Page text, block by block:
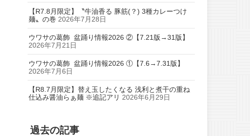
【R7.8月限定】〝牛油香る 豚筋(？) 3種カレーつけ
麺〟の巻 2026年7月28日
ウワサの葛飾 盆踊り情報2026 ②【7.21版→31版】
2026年7月21日
ウワサの葛飾 盆踊り情報2026 ①【7.6→7.31版】
2026年7月6日
【R8.7月限定】替え玉したくなる 浅利と煮干の重ね
仕込み醤油らぁ麺 ※追記アリ 2026年6月29日
過去の記事